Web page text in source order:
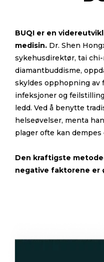
BUQI er en
medisin. Dr. Shen
sykehusdirektør, tai
diamantbuddisme,
skyldes opphopning av
infeksjoner og
ledd. Ved å benytte
helseøvelser, menta
plager ofte kan dempes
Den kraftigste
negative faktorene er